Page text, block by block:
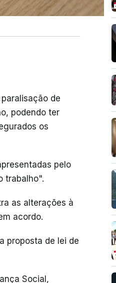
de
podendo ter
os
pelo
trabalho".
as alterações à
acordo.
proposta de lei de
Social,